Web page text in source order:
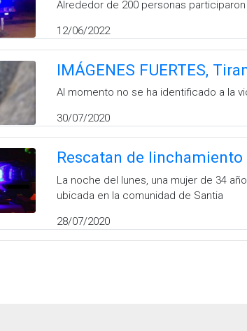
Alrededor de 200 personas participaron
12/06/2022
IMÁGENES FUERTES,
Al momento no se ha identificado a la
30/07/2020
Rescatan de
La noche del lunes, una mujer de 34
ubicada en la comunidad de Santia
28/07/2020